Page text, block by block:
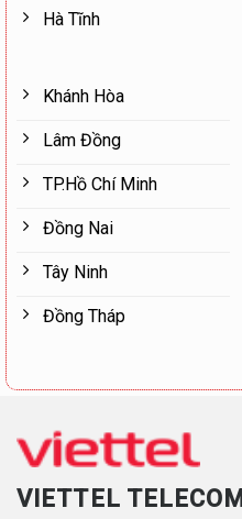
Hà Tĩnh
Khánh Hòa
Lâm Đồng
TP.Hồ Chí Minh
Đồng Nai
Tây Ninh
Đồng Tháp
VIETTEL TELECOM